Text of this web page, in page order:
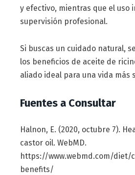
y efectivo, mientras que el uso
supervisión profesional.
Si buscas un cuidado natural,
los beneficios de aceite de
aliado ideal para una vida más
Fuentes a Consultar
Halnon, E. (2020, octubre 7).
castor oil. WebMD.
https://www.webmd.com/diet/
benefits/